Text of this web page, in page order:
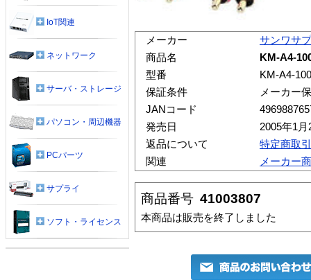
メーカー
サンワサ
商品名
KM-A4-
型番
KM-A4-100
保証条件
メーカー
JANコード
発売日
2005年1月
返品について
特定商取
関連
メーカー
商品番号 41003807
本商品は販売を終了しました
IoT関連
ネットワーク
サーバ・ストレージ
パソコン・周辺機器
PCパーツ
サプライ
ソフト・ライセンス